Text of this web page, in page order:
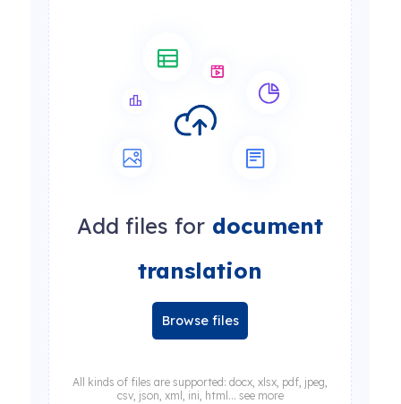
Add files for document
translation
Browse files
All kinds of files are supported: docx, xlsx, pdf, jpeg,
csv, json, xml, ini, html... see more